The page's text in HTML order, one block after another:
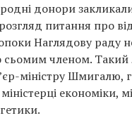
донори
питання про
Наглядову раду
сьомим членом. Такий
міністру Шмигалю,
економіки,